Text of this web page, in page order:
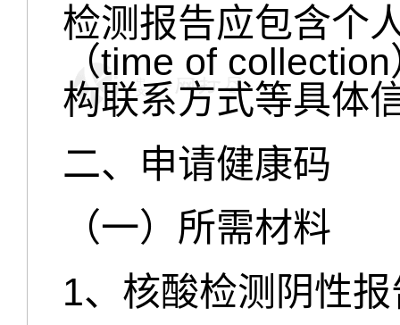
检测报告应包含个
（time of
构联系方式等具体
二、申请健康码
（一）所需材料
1、核酸检测阴性